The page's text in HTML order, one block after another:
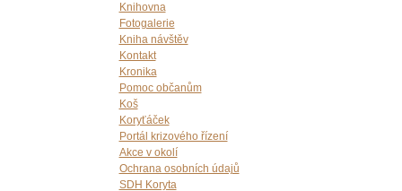
Knihovna
Fotogalerie
Kniha návštěv
Kontakt
Kronika
Pomoc občanům
Koš
Koryťáček
Portál krizového řízení
Akce v okolí
Ochrana osobních údajů
SDH Koryta